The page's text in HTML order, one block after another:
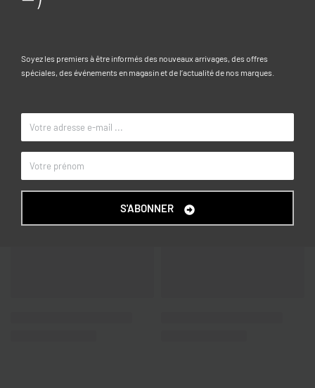
Composition:
Caractéristiques
COULEUR Bleu marine
MARQUE OVS KIDS
Soyez les premiers à être informés des nouveaux arrivages, des offres
spéciales, des événements en magasin et de l’actualité de nos marques.
S'ABONNER